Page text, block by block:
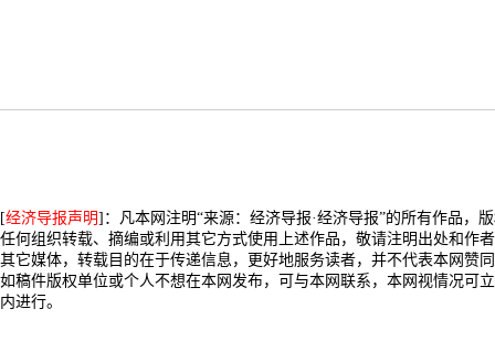
[经济导报声明]：凡本网注明“来源：经济导报·经济导报”的所有作品，
任何组织转载、摘编或利用其它方式使用上述作品，敬请注明出处和作
其它媒体，转载目的在于传递信息，更好地服务读者，并不代表本网赞
如稿件版权单位或个人不想在本网发布，可与本网联系，本网视情况可
内进行。